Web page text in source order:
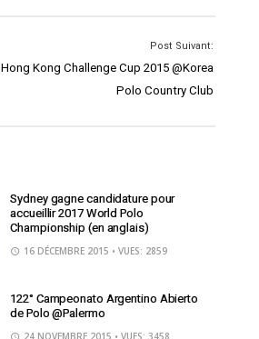
Post Suivant:
Hong Kong Challenge Cup 2015 @Korea
Polo Country Club
Sydney gagne candidature pour
accueillir 2017 World Polo
Championship (en anglais)
16 DÉCEMBRE 2015 • VUES: 2859
122° Campeonato Argentino Abierto
de Polo @Palermo
24 NOVEMBRE 2015 • VUES: 3458